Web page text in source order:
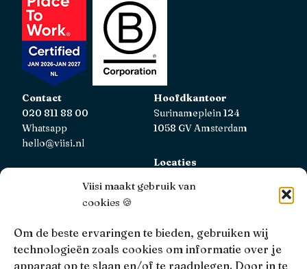
Viisi maakt gebruik van
cookies 🍪
Om de beste ervaringen te bieden, gebruiken wij
technologieën zoals cookies om informatie over je
apparaat op te slaan en/of te raadplegen. Door in te
Contact
020 811 88 00
Whatsapp
hello@viisi.nl
Hoofdkantoor
Surinameplein 124
1058 GV Amsterdam
Locaties
Viisi Hypotheken is geregistreerd bij de AFM.
Registratienummer: 12039833